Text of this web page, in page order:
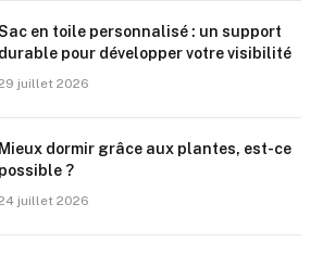
en toile personnalisé : un support
durable pour développer votre visibilité
juillet 2026
Mieux dormir grâce aux plantes, est-ce
possible ?
juillet 2026